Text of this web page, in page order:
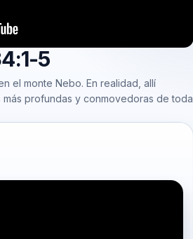
5
el monte Nebo. En realidad, allí
profundas y conmovedoras de toda